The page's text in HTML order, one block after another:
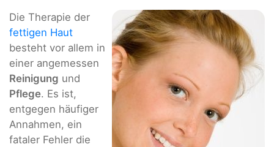
Die Therapie der
fettigen Haut
besteht vor allem in
einer angemessen
Reinigung und
Pflege. Es ist,
entgegen häufiger
Annahmen, ein
fataler Fehler die